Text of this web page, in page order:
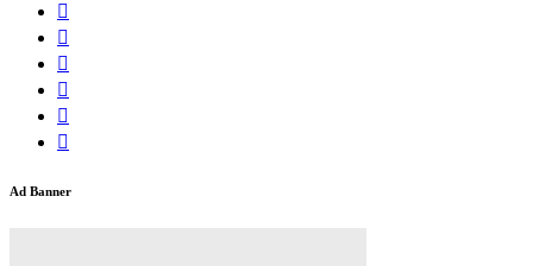
Ad Banner